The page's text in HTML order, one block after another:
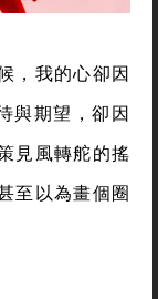
，我的心卻因
與期望，卻因
見風轉舵的搖
至以為畫個圈